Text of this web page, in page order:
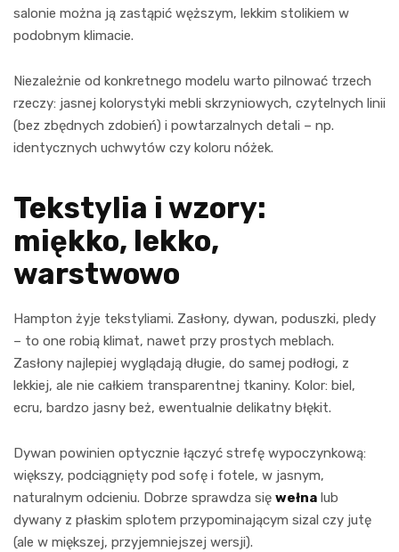
salonie można ją zastąpić węższym, lekkim stolikiem w
podobnym klimacie.
Niezależnie od konkretnego modelu warto pilnować trzech
rzeczy: jasnej kolorystyki mebli skrzyniowych, czytelnych linii
(bez zbędnych zdobień) i powtarzalnych detali – np.
identycznych uchwytów czy koloru nóżek.
Tekstylia i wzory:
miękko, lekko,
warstwowo
Hampton żyje tekstyliami. Zasłony, dywan, poduszki, pledy
– to one robią klimat, nawet przy prostych meblach.
Zasłony najlepiej wyglądają długie, do samej podłogi, z
lekkiej, ale nie całkiem transparentnej tkaniny. Kolor: biel,
ecru, bardzo jasny beż, ewentualnie delikatny błękit.
Dywan powinien optycznie łączyć strefę wypoczynkową:
większy, podciągnięty pod sofę i fotele, w jasnym,
naturalnym odcieniu. Dobrze sprawdza się wełna lub
dywany z płaskim splotem przypominającym sizal czy jutę
(ale w miększej, przyjemniejszej wersji).